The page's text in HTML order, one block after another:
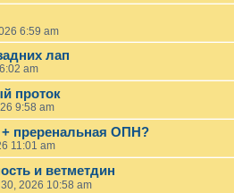
6:59 am
лап
am
проток
9:58 am
преренальная ОПН?
11:01 am
и ветметдин
2026 10:58 am